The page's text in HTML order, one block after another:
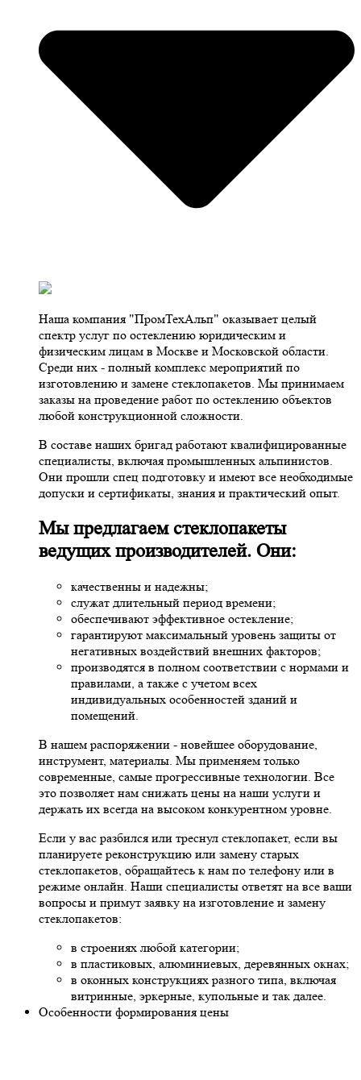
Наша компания "ПромТехАльп" оказывает целый
спектр услуг по остеклению юридическим и
физическим лицам в Москве и Московской области.
Среди них - полный комплекс мероприятий по
изготовлению и замене стеклопакетов. Мы принимаем
заказы на проведение работ по остеклению объектов
любой конструкционной сложности.
В составе наших бригад работают квалифицированные
специалисты, включая промышленных альпинистов.
Они прошли спец подготовку и имеют все необходимые
допуски и сертификаты, знания и практический опыт.
Мы предлагаем стеклопакеты
ведущих производителей. Они:
качественны и надежны;
служат длительный период времени;
обеспечивают эффективное остекление;
гарантируют максимальный уровень защиты от
негативных воздействий внешних факторов;
производятся в полном соответствии с нормами и
правилами, а также с учетом всех
индивидуальных особенностей зданий и
помещений.
В нашем распоряжении - новейшее оборудование,
инструмент, материалы. Мы применяем только
современные, самые прогрессивные технологии. Все
это позволяет нам снижать цены на наши услуги и
держать их всегда на высоком конкурентном уровне.
Если у вас разбился или треснул стеклопакет, если вы
планируете реконструкцию или замену старых
стеклопакетов, обращайтесь к нам по телефону или в
режиме онлайн. Наши специалисты ответят на все ваши
вопросы и примут заявку на изготовление и замену
стеклопакетов:
в строениях любой категории;
в пластиковых, алюминиевых, деревянных окнах;
в оконных конструкциях разного типа, включая
витринные, эркерные, купольные и так далее.
Особенности формирования цены